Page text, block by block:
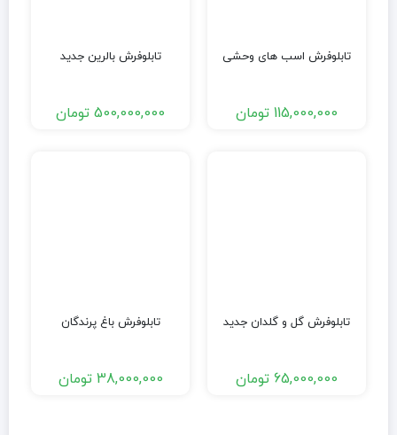
تابلوفرش اسب های وحشی
115,000,000 تومان
تابلوفرش بالرین جدید
500,000,000 تومان
تابلوفرش گل و گلدان جدید
65,000,000 تومان
تابلوفرش باغ پرندگان
38,000,000 تومان